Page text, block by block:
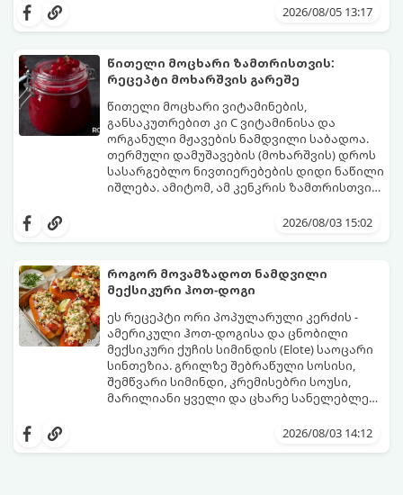
საოცრად დახვეწილ და მაგრილებელ
და მის მომზადებას მინიმალური
პორცია
2026/08/05 13:17
წითელი მოცხარი ზამთრისთვის:
რეცეპტი მოხარშვის გარეშე
წითელი მოცხარი ვიტამინების,
განსაკუთრებით კი C ვიტამინისა და
ორგანული მჟავების ნამდვილი საბადოა.
თერმული დამუშავების (მოხარშვის) დროს
სასარგებლო ნივთიერებების დიდი ნაწილი
იშლება. ამიტომ, ამ კენკრის ზამთრისთვის
მომზადებაა - მოხარშვის გარეშე.
ბუნებრივ, კაშკაშა გემოს, არომატს და
2026/08/03 15:02
როგორ მოვამზადოთ ნამდვილი
მექსიკური ჰოთ-დოგი
ეს რეცეპტი ორი პოპულარული კერძის -
ამერიკული ჰოთ-დოგისა და ცნობილი
მექსიკური ქუჩის სიმინდის (Elote) საოცარი
სინთეზია. გრილზე შებრაწული სოსისი,
შემწვარი სიმინდი, კრემისებრი სოუსი,
მარილიანი ყველი და ცხარე სანელებლები
წვეულებებისთვის, ბარბექიუსთვის ან
2026/08/03 14:12